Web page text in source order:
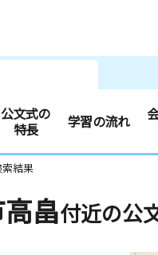
公文式の
特長
学習の流れ
結果
畠付近の公